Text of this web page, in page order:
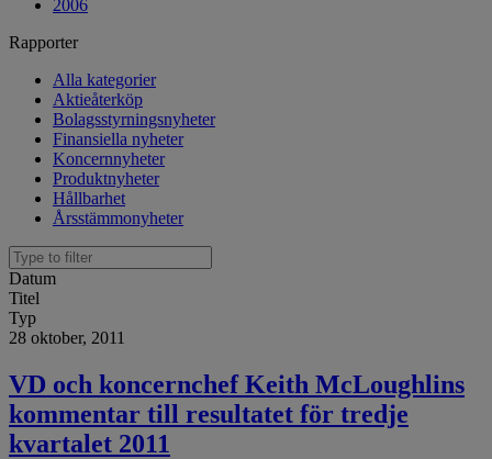
2006
Rapporter
Alla kategorier
Aktieåterköp
Bolagsstyrningsnyheter
Finansiella nyheter
Koncernnyheter
Produktnyheter
Hållbarhet
Årsstämmonyheter
Datum
Titel
Typ
28 oktober, 2011
VD och koncernchef Keith McLoughlins
kommentar till resultatet för tredje
kvartalet 2011